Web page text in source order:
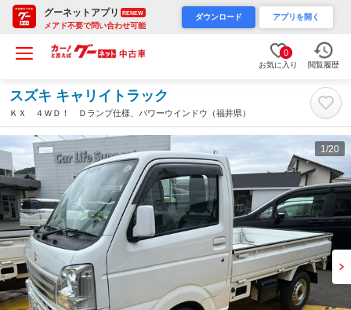
グーネットアプリ RENEW
メアド不要で問い合わせ可能
ダウンロード アプリを開く
0
お気に入り 閲覧履歴
スズキ キャリイトラック
ＫＸ ４ＷＤ！ Ｄランプ仕様、パワーウインドウ（福井県）
1 /20